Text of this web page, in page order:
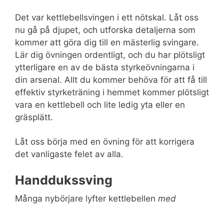
Det var kettlebellsvingen i ett nötskal. Låt oss
nu gå på djupet, och utforska detaljerna som
kommer att göra dig till en mästerlig svingare.
Lär dig övningen ordentligt, och du har plötsligt
ytterligare en av de bästa styrkeövningarna i
din arsenal. Allt du kommer behöva för att få till
effektiv styrketräning i hemmet kommer plötsligt
vara en kettlebell och lite ledig yta eller en
gräsplätt.
Låt oss börja med en övning för att korrigera
det vanligaste felet av alla.
Handdukssving
Många nybörjare lyfter kettlebellen med